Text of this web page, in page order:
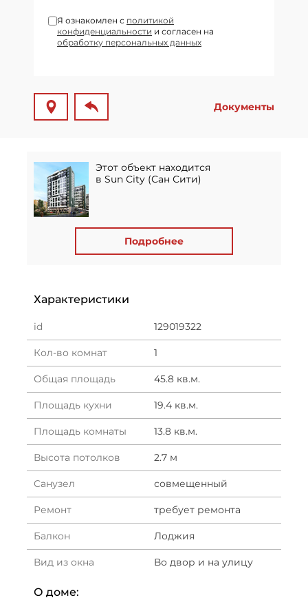
Я ознакомлен с политикой
конфиденциальности и согласен на
обработку персональных данных
Документы
Этот объект находится
в Sun City (Сан Сити)
Подробнее
Характеристики
id 129019322
Кол-во комнат 1
Общая площадь 45.8 кв.м.
Площадь кухни 19.4 кв.м.
Площадь комнаты 13.8 кв.м.
Высота потолков 2.7 м
Санузел совмещенный
Ремонт требует ремонта
Балкон Лоджия
Вид из окна Во двор и на улицу
О доме: